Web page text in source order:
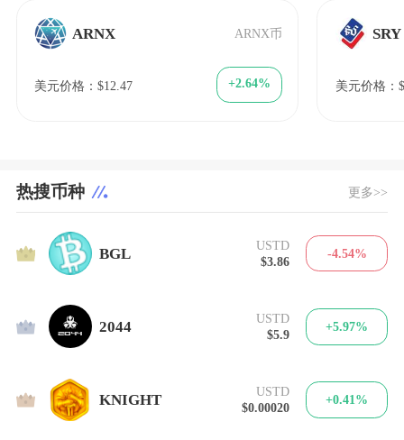
ARNX ARNX币
美元价格：$12.47 +2.64%
SRY
美元价格：
热搜币种 更多>>
1 BGL
USTD
$3.86
-4.54%
2 2044
USTD
$5.9
+5.97%
3 KNIGHT
USTD
$0.00020
+0.41%